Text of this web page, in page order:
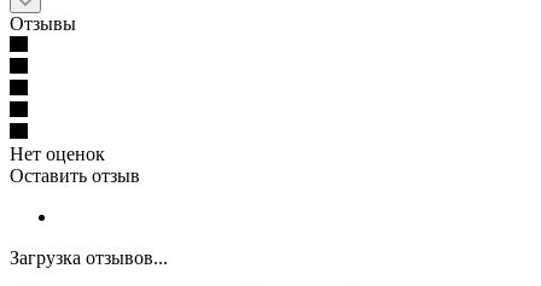
Отзывы
Нет оценок
Оставить отзыв
Загрузка отзывов...